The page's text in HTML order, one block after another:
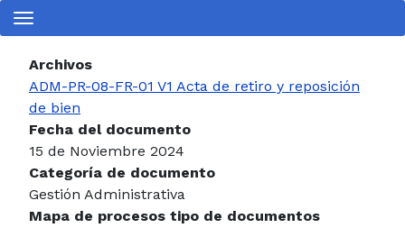
Archivos
ADM-PR-08-FR-01 V1 Acta de retiro y reposición
de bien
Fecha del documento
15 de Noviembre 2024
Categoría de documento
Gestión Administrativa
Mapa de procesos tipo de documentos